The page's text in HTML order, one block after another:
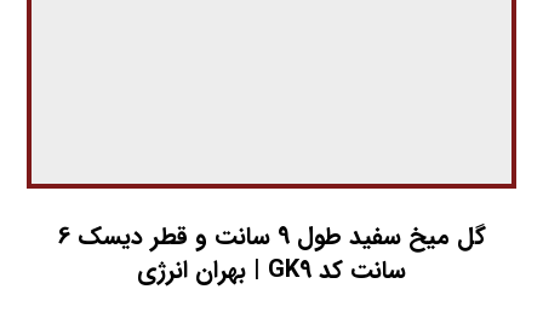
گل میخ سفید طول 9 سانت و قطر دیسک 6
سانت کد GK9 | بهران انرژی